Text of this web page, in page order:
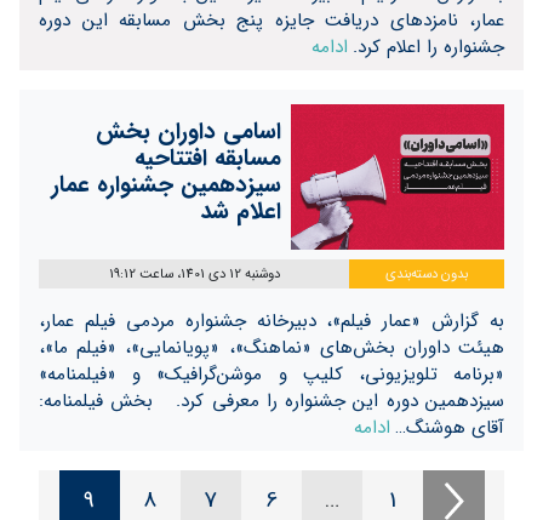
عمار، نامزدهای دریافت جایزه پنج بخش مسابقه این دوره
جشنواره را اعلام کرد. ادامه
اسامی داوران بخش
مسابقه افتتاحیه
سیزدهمین جشنواره عمار
اعلام شد
بدون دسته‌بندی دوشنبه 12 دی 1401، ساعت 19:12
به گزارش «عمار فیلم»، دبیرخانه جشنواره مردمی فیلم عمار،
هیئت داوران بخش‌های «نماهنگ»، «پویانمایی»، «فیلم ما»،
«برنامه تلویزیونی، کلیپ و موشن‌گرافیک» و «فیلمنامه»
سیزدهمین دوره این جشنواره را معرفی کرد. بخش فیلمنامه:
آقای هوشنگ… ادامه
1
…
6
7
8
9